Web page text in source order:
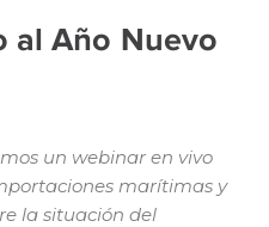
al Año Nuevo
un webinar en vivo
marítimas y
la situación del